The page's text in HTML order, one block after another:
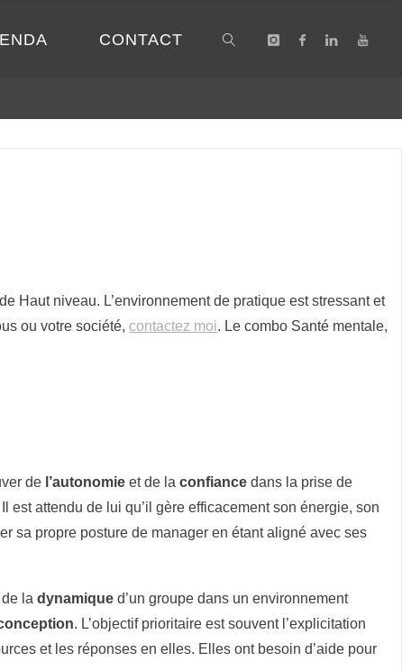
CONTACT
Haut niveau. L’environnement de pratique est stressant et
ou votre société,contactez moi. Le combo Santé mentale,
de l’autonomie et de laconfiance dans la prise de
est attendu de lui qu’il gère efficacement son énergie, son
sa propre posture de manager en étant aligné avec ses
de ladynamique d’un groupe dans un environnement
. L’objectif prioritaire est souvent l’explicitation
et les réponses en elles. Elles ont besoin d’aide pour